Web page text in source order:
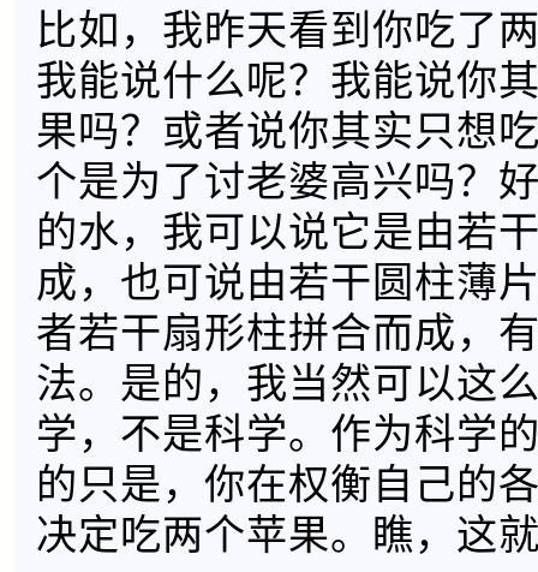
比如，我昨天看到你吃了
我能说什么呢？我能说你
果吗？或者说你其实只想
个是为了讨老婆高兴吗？
的水，我可以说它是由若
成，也可说由若干圆柱薄
者若干扇形柱拼合而成，
法。是的，我当然可以这
学，不是科学。作为科学
的只是，你在权衡自己的
决定吃两个苹果。瞧，这